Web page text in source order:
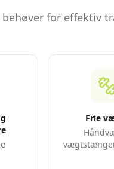
behøver for effektiv
Frie